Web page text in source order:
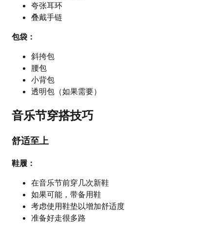
夸张耳环
叠戴手链
包袋：
斜挎包
腰包
小背包
透明包（如果需要）
音乐节穿搭技巧
舒适至上
鞋履：
在音乐节前穿几次新鞋
如果可能，带备用鞋
考虑使用鞋垫以增加舒适度
准备好走很多路